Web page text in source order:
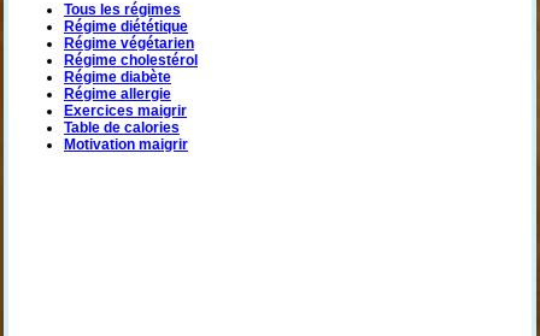
Tous les régimes
Régime diététique
Régime végétarien
Régime cholestérol
Régime diabète
Régime allergie
Exercices maigrir
Table de calories
Motivation maigrir